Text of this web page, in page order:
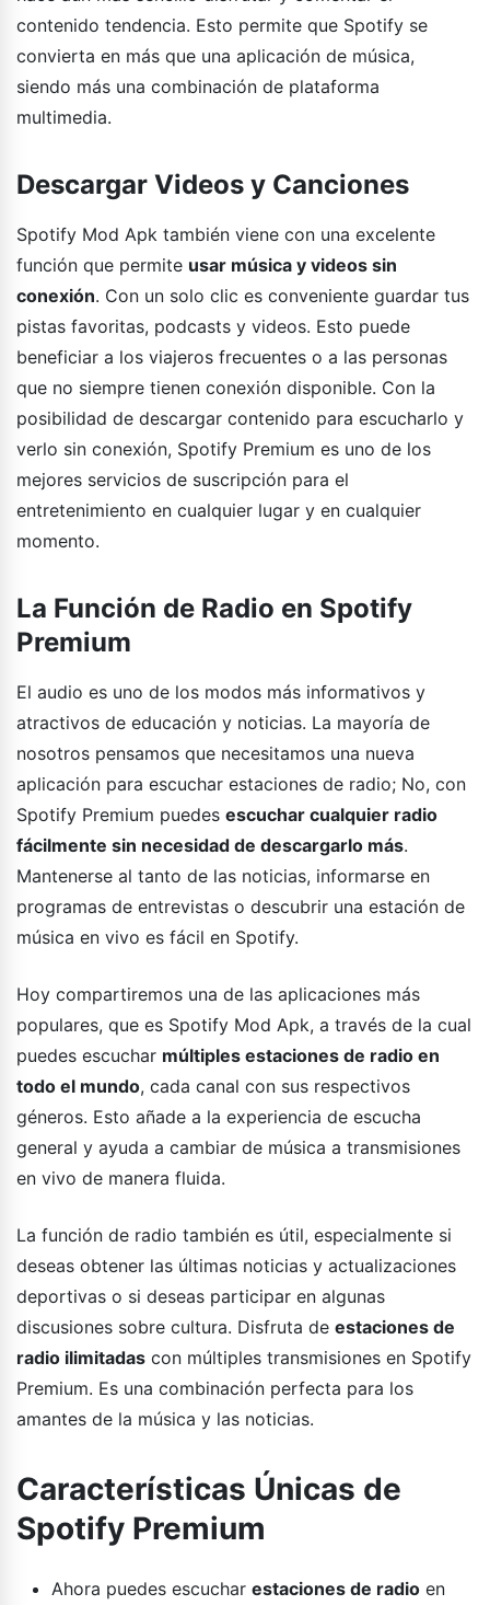
contenido tendencia. Esto permite que Spotify se
convierta en más que una aplicación de música,
siendo más una combinación de plataforma
multimedia.
Descargar Videos y Canciones
Spotify Mod Apk también viene con una excelente
función que permite usar música y videos sin
conexión. Con un solo clic es conveniente guardar tus
pistas favoritas, podcasts y videos. Esto puede
beneficiar a los viajeros frecuentes o a las personas
que no siempre tienen conexión disponible. Con la
posibilidad de descargar contenido para escucharlo y
verlo sin conexión, Spotify Premium es uno de los
mejores servicios de suscripción para el
entretenimiento en cualquier lugar y en cualquier
momento.
La Función de Radio en Spotify
Premium
El audio es uno de los modos más informativos y
atractivos de educación y noticias. La mayoría de
nosotros pensamos que necesitamos una nueva
aplicación para escuchar estaciones de radio; No, con
Spotify Premium puedes escuchar cualquier radio
fácilmente sin necesidad de descargarlo más.
Mantenerse al tanto de las noticias, informarse en
programas de entrevistas o descubrir una estación de
música en vivo es fácil en Spotify.
Hoy compartiremos una de las aplicaciones más
populares, que es Spotify Mod Apk, a través de la cual
puedes escuchar múltiples estaciones de radio en
todo el mundo, cada canal con sus respectivos
géneros. Esto añade a la experiencia de escucha
general y ayuda a cambiar de música a transmisiones
en vivo de manera fluida.
La función de radio también es útil, especialmente si
deseas obtener las últimas noticias y actualizaciones
deportivas o si deseas participar en algunas
discusiones sobre cultura. Disfruta de estaciones de
radio ilimitadas con múltiples transmisiones en Spotify
Premium. Es una combinación perfecta para los
amantes de la música y las noticias.
Características Únicas de
Spotify Premium
Ahora puedes escuchar estaciones de radio en